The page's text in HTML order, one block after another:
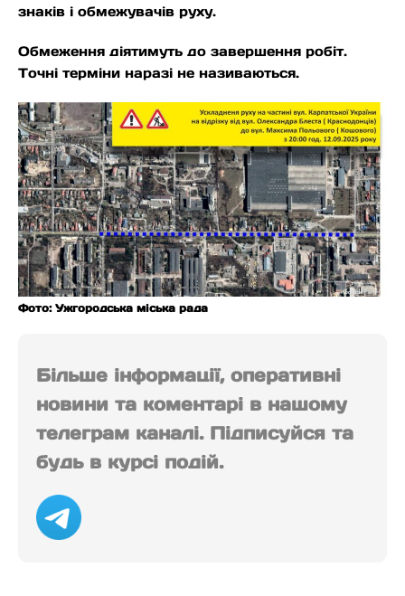
знаків і обмежувачів руху.
Обмеження діятимуть до завершення робіт.
Точні терміни наразі не називаються.
Фото: Ужгородська міська рада
Більше інформації, оперативні
новини та коментарі в нашому
телеграм каналі. Підписуйся та
будь в курсі подій.